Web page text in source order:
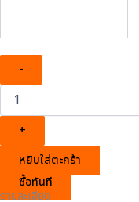
-
+
หยิบใส่ตะกร้า
ซื้อทันที
รายละเอียด